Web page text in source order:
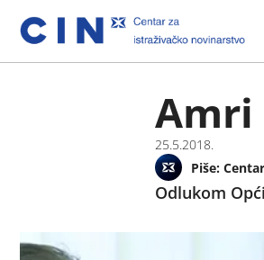
Amri
25.5.2018.
Piše:
Odlukom